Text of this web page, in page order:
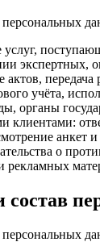
персональных
услуг,
учёта,
органы
клиентами:
анкет
о
состав